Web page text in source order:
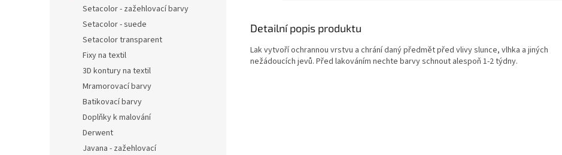
Setacolor - zažehlovací barvy
Setacolor - suede
Setacolor transparent
Fixy na textil
3D kontury na textil
Mramorovací barvy
Batikovací barvy
Doplňky k malování
Derwent
Javana - zažehlovací
Detailní popis produktu
Lak vytvoří ochrannou vrstvu a chrání daný předmět před vlivy slunce, vlhka a jiných
nežádoucích jevů. Před lakováním nechte barvy schnout alespoň 1-2 týdny.